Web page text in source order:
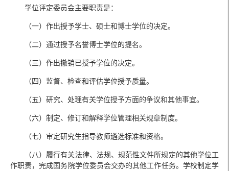
学位评定委员会主要职责是：
（一）作出授予学士、硕士和博士学位的决定。
（二）通过授予名誉博士学位的提名。
（三）作出撤销已授予学位的决定。
（四）监督、检查和评估学位授予质量。
（五）研究、处理有关学位授予方面的争议和其他事宜。
（六）制定、修订和解释学位管理相关规章制度。
（七）审定研究生指导教师遴选标准和资格。
（八）履行有关法律、法规、规范性文件所规定的其他学位工
作职责，完成国务院学位委员会交办的其他工作任务。学校制定学